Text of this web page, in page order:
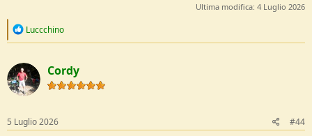
Ultima modifica: 4 Luglio 2026
R
c
t
i
o
s
:
Luccchino
Cordy
5 Luglio 2026 #44